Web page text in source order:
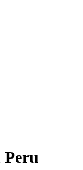
Peru